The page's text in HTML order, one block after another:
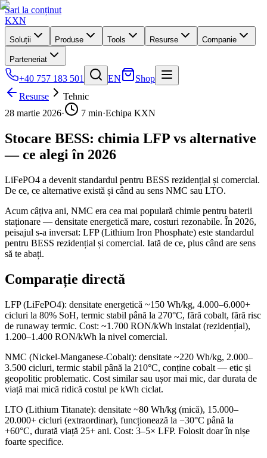
Sari la conținut
KXN
Soluții Produse Tools Resurse Companie
Parteneriat
+40 757 183 501 EN
Shop
Resurse
Tehnic
28 martie 2026· 7 min·Echipa KXN
Stocare BESS: chimia LFP vs alternative
— ce alegi în 2026
LiFePO4 a devenit standardul pentru BESS rezidențial și comercial.
De ce, ce alternative există și când au sens NMC sau LTO.
Acum câțiva ani, NMC era cea mai populară chimie pentru baterii
staționare — densitate energetică mare, costuri rezonabile. În 2026,
peisajul s-a inversat: LFP (Lithium Iron Phosphate) este standardul
pentru BESS rezidențial și comercial. Iată de ce, plus când are sens
să te abați.
Comparație directă
LFP (LiFePO4): densitate energetică ~150 Wh/kg, 4.000–6.000+
cicluri la 80% SoH, termic stabil până la 270°C, fără cobalt, fără risc
de runaway termic. Cost: ~1.700 RON/kWh instalat (rezidențial),
1.200–1.400 RON/kWh la nivel comercial.
NMC (Nickel-Manganese-Cobalt): densitate ~220 Wh/kg, 2.000–
3.500 cicluri, termic stabil până la 210°C, conține cobalt — etic și
geopolitic problematic. Cost similar sau ușor mai mic, dar durata de
viață mai mică ridică costul pe kWh ciclat.
LTO (Lithium Titanate): densitate ~80 Wh/kg (mică), 15.000–
20.000+ cicluri (extraordinar), funcționează la −30°C până la
+60°C, durată viață 25+ ani. Cost: 3–5× LFP. Folosit doar în nișe
foarte specifice.